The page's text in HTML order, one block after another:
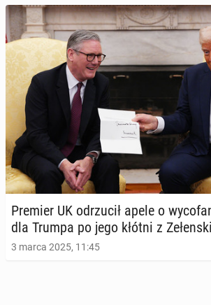
Premier UK od­rzu­cił apele o
dla Trumpa po jego kłótni z
3 marca 2025, 11:45